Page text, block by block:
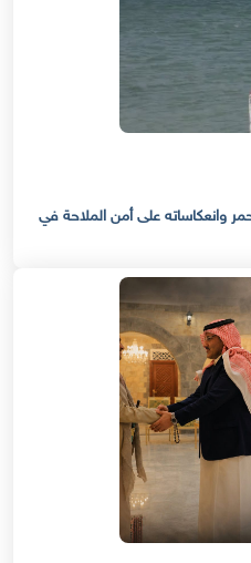
وانعكاساته على أمن الملاحة في